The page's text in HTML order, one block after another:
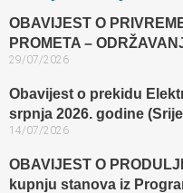
OBAVIJEST O
PROMETA –
29/07/2026
Obavijest o prekidu
srpnja 2026. godine
14/07/2026
OBAVIJEST O
kupnju stanova iz